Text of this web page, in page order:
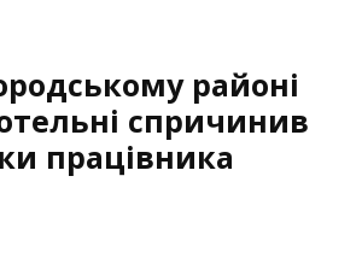
районі
спричинив
працівника